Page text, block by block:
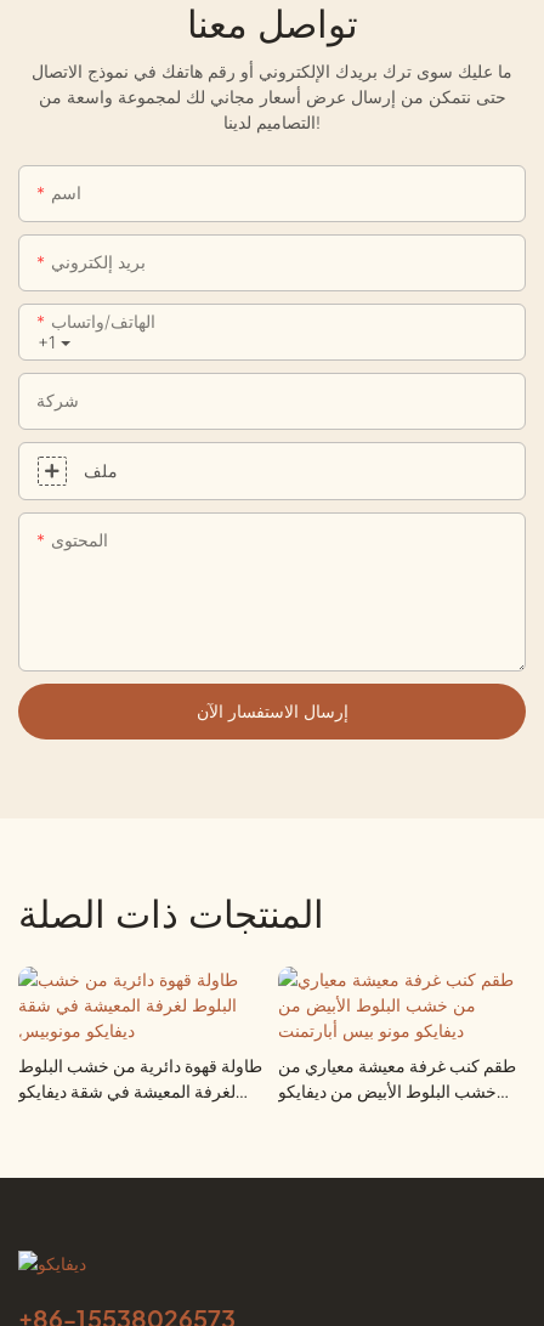
تواصل معنا
ما عليك سوى ترك بريدك الإلكتروني أو رقم هاتفك في نموذج الاتصال
حتى نتمكن من إرسال عرض أسعار مجاني لك لمجموعة واسعة من
التصاميم لدينا!
اسم
بريد إلكتروني
+1
الهاتف/واتساب
شركة
ملف
المحتوى
إرسال الاستفسار الآن
المنتجات ذات الصلة
طاولة قهوة دائرية من خشب البلوط
لغرفة المعيشة في شقة ديفايكو
طقم كنب غرفة معيشة معياري من
خشب البلوط الأبيض من ديفايكو
+86-15538026573